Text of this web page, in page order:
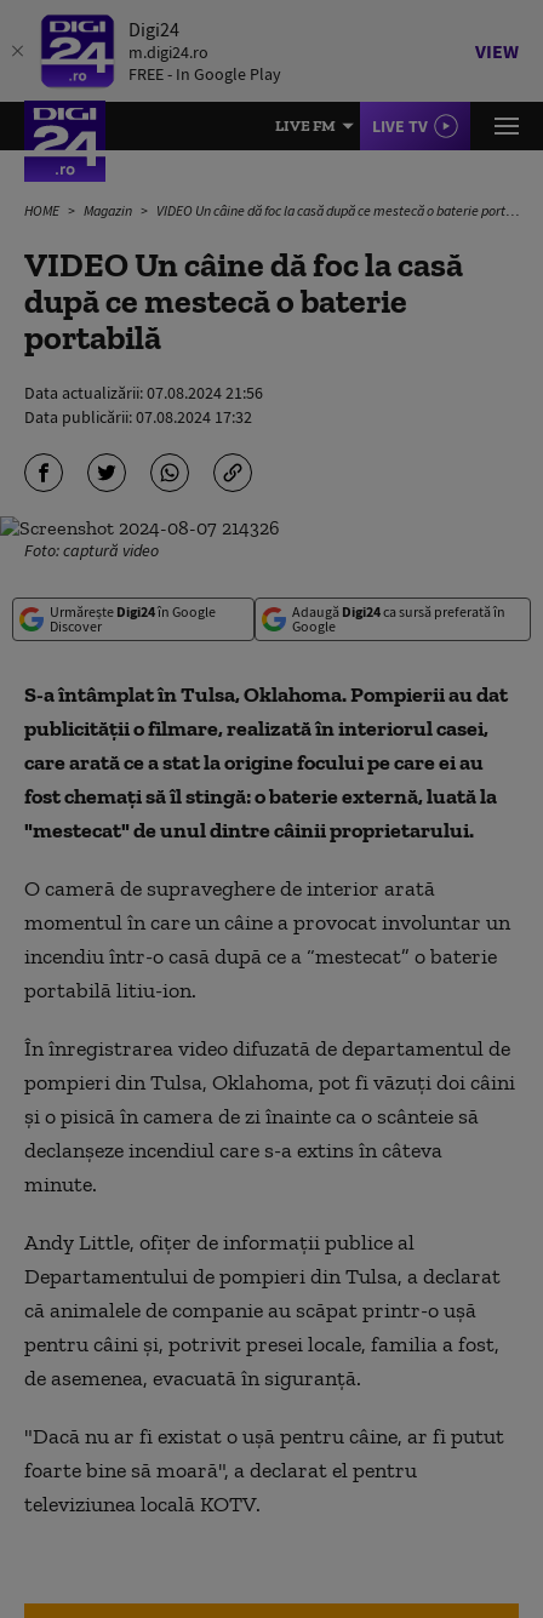
Digi24
m.digi24.ro
FREE - In Google Play
VIEW
LIVE FM LIVE TV
HOME Magazin VIDEO Un câine dă foc la casă după ce mestecă o baterie portabilă
VIDEO Un câine dă foc la casă
după ce mestecă o baterie
portabilă
Data actualizării:07.08.2024 21:56
Data publicării:07.08.2024 17:32
Foto: captură video
Urmărește Digi24în Google
Discover
Adaugă Digi24ca sursă preferată în
Google
S-a întâmplat în Tulsa, Oklahoma. Pompierii au dat
publicității o filmare, realizată în interiorul casei,
care arată ce a stat la origine focului pe care ei au
fost chemați să îl stingă: o baterie externă, luată la
"mestecat" de unul dintre câinii proprietarului.
O cameră de supraveghere de interior arată
momentul în care un câine a provocat involuntar un
incendiu într-o casă după ce a “mestecat” o baterie
portabilă litiu-ion.
În înregistrarea video difuzată de departamentul de
pompieri din Tulsa, Oklahoma, pot fi văzuți doi câini
și o pisică în camera de zi înainte ca o scânteie să
declanșeze incendiul care s-a extins în câteva
minute.
Andy Little, ofițer de informații publice al
Departamentului de pompieri din Tulsa, a declarat
că animalele de companie au scăpat printr-o ușă
pentru câini și, potrivit presei locale, familia a fost,
de asemenea, evacuată în siguranță.
"Dacă nu ar fi existat o ușă pentru câine, ar fi putut
foarte bine să moară", a declarat el pentru
televiziunea locală KOTV.